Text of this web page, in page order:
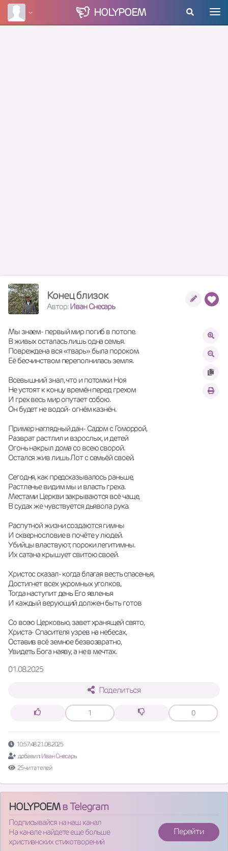
HOLYPOEM
Конец близок
Автор:Иван Снесарь
Мы знаем- первый мир погиб в потопе.
В живых осталась лишь одна семья.
Повреждена вся «тварь» была пороком.
Её бесчинством переполнилась земля.
Всевышний знал, что и потомки Ноя
Не устоят к концу времён перед грехом
И грех весь мир опутает собою.
Он будет не водой- огнём казнён.
Пример наглядный дан- Садом с Гоморрой,
Разврат растлил и взрослых, и детей
Огонь накрыл дома со всею сворой.
Остался жив лишь Лот с семьёй своей.
Сегодня, как предсказывалось раньше,
Растленье видим мы и власть греха.
Местами Церкви закрываются всё чаще,
В судах же чувствуется дьявола рука.
Распутной жизни создаются гимны
И сквернословие в почёте у людей.
Убийцы властвуют, пороки легитимны.
Их сатана крышует свитою своей.
Христос сказал- когда благая весть спасенья,
Достигнет всех укромных уголков,
Тогда наступит день Его явленья
И каждый верующий должен быть готов
Со всею Церковью, завет хранящей свято,
Христа- Спасителя узрев на небесах,
Оставив всё земное безвозвратно,
Увидеть Бога наяву, а не в мечтах.
01.08.2025
Поделиться
1 0
10:57:48 21.08.2025
добавил: Иван Снесарь
25 читателей
HOLYPOEMв Telegram
Подписывайся на наш канал
На канале найдете еще больше
христианских стихотворений
Перейти